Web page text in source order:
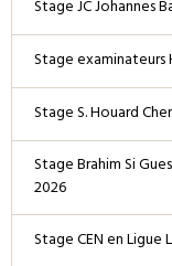
Stage JC Johannes
Stage
Stage S. Houard
Stage Brahim Si
2026
Stage CEN en